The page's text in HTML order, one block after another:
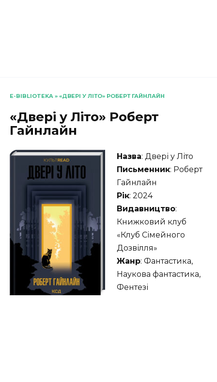
E-BIBLIOTEKA » «ДВЕРІ У ЛІТО» РОБЕРТ ГАЙНЛАЙН
«Двері у Літо» Роберт
Гайнлайн
Назва: Двері у Літо
Письменник: Роберт
Гайнлайн
Рік: 2024
Видавництво:
Книжковий клуб
«Клуб Сімейного
Дозвілля»
Жанр: Фантастика,
Наукова фантастика,
Фентезі